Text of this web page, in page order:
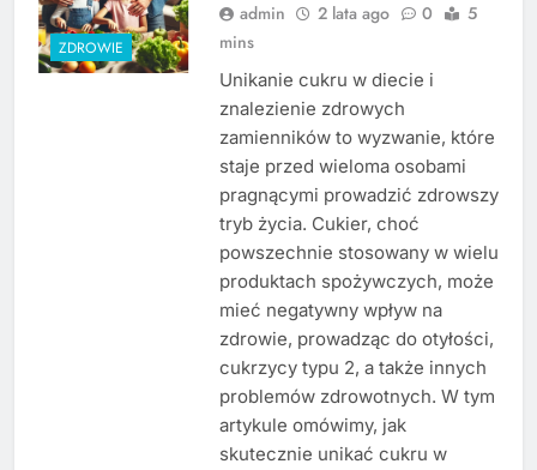
ZDROWIE
admin 2 lata ago 0
5
mins
Unikanie cukru w diecie i
znalezienie zdrowych
zamienników to wyzwanie, które
staje przed wieloma osobami
pragnącymi prowadzić zdrowszy
tryb życia. Cukier, choć
powszechnie stosowany w wielu
produktach spożywczych, może
mieć negatywny wpływ na
zdrowie, prowadząc do otyłości,
cukrzycy typu 2, a także innych
problemów zdrowotnych. W tym
artykule omówimy, jak
skutecznie unikać cukru w